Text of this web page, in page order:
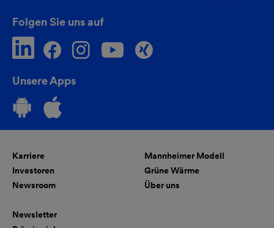
Folgen Sie uns auf
Unsere Apps
Karriere
Investoren
Newsroom
Mannheimer Modell
Grüne Wärme
Über uns
Newsletter